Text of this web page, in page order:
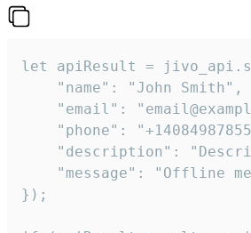
let apiResult =
    "name": "John Smith",
"email":
"phone":
"description":
"message": "Offline
});